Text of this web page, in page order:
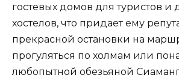
гостевых домов для туристов и
хостелов, что придает ему
прекрасной остановки на
прогуляться по холмам или
любопытной обезьяной